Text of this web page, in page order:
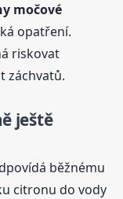
močové
opatření.
riskovat
záchvatů.
ještě
běžnému
citronu do vody